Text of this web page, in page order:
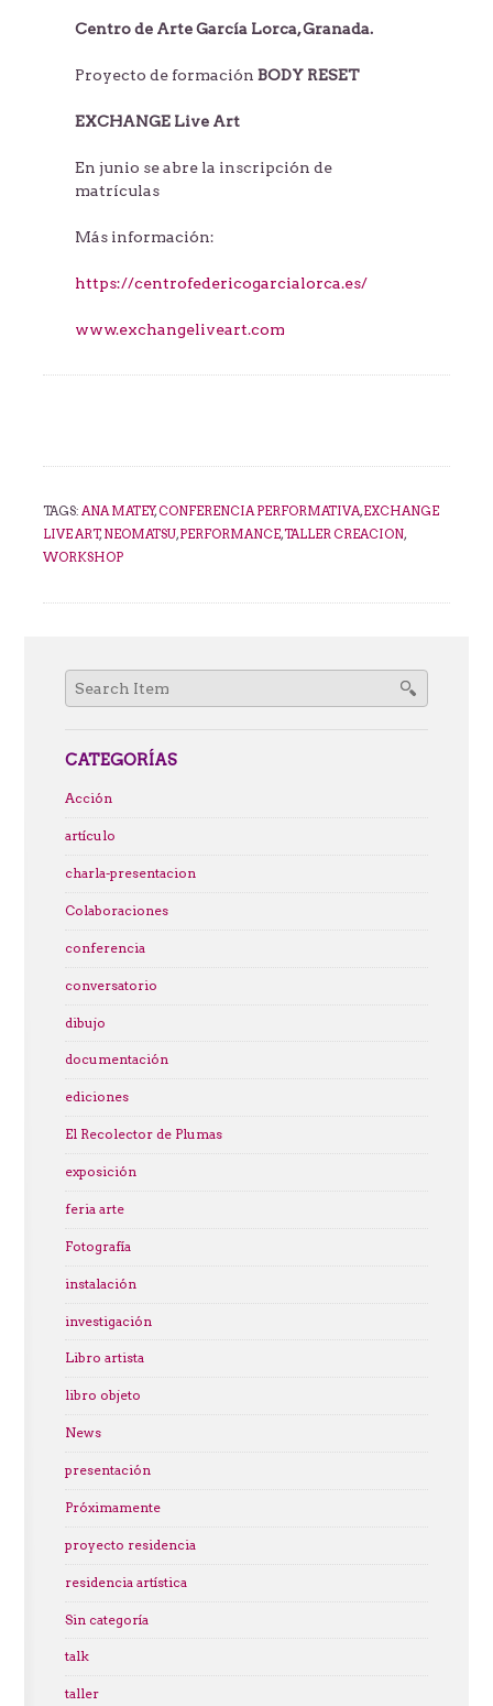
Centro de Arte García Lorca, Granada.
Proyecto de formaciónBODY RESET
EXCHANGE Live Art
En junio se abre la inscripción de
matrículas
Más información:
https://centrofedericogarcialorca.es/
www.exchangeliveart.com
TAGS: ANA MATEY,CONFERENCIA PERFORMATIVA,EXCHANGE
LIVE ART, NEOMATSU,PERFORMANCE,TALLER CREACION,
WORKSHOP
Search
for:
CATEGORÍAS
Acción
artículo
charla-presentacion
Colaboraciones
conferencia
conversatorio
dibujo
documentación
ediciones
El Recolector de Plumas
exposición
feria arte
Fotografía
instalación
investigación
Libro artista
libro objeto
News
presentación
Próximamente
proyecto residencia
residencia artística
Sin categoría
talk
taller